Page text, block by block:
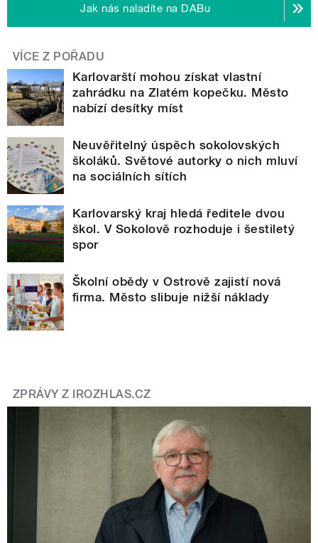
Jak nás naladíte na DABu
VÍCE Z POŘADU
Karlovarští mohou získat vlastní
zahrádku na Zlatém kopečku. Město
nabízí desítky míst
Neuvěřitelný úspěch sokolovských
školáků. Světové autorky o nich mluví
na sociálních sítích
Karlovarský kraj hledá ředitele dvou
škol. V Sokolově rozhoduje i šestiletý
spor
Školní obědy v Ostrově zajistí nová
firma. Město slibuje nižší náklady
ZPRÁVY Z IROZHLAS.CZ